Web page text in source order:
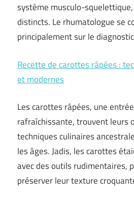
système musculo-
distincts. Le rhumatologue se
principalement sur le
Recette de carottes râpées :
et modernes
Les carottes râpées, une
rafraîchissante, trouvent leurs
techniques culinaires
les âges. Jadis, les carottes
avec des outils rudimentaires,
préserver leur texture